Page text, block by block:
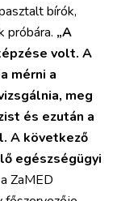
bírók,
próbára. „A
volt. A
mérni a
meg
és ezután a
A következő
egészségügyi
ZaMED